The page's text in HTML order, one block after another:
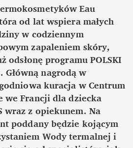
Eau
od lat wspiera małych
w codziennym
zapaleniem skóry,
programu POLSKI
Główną nagrodą w
kuracja w Centrum
we Francji dla dziecka
wraz z opiekunem. Na
poddany będzie kojącym
Wody termalnej i